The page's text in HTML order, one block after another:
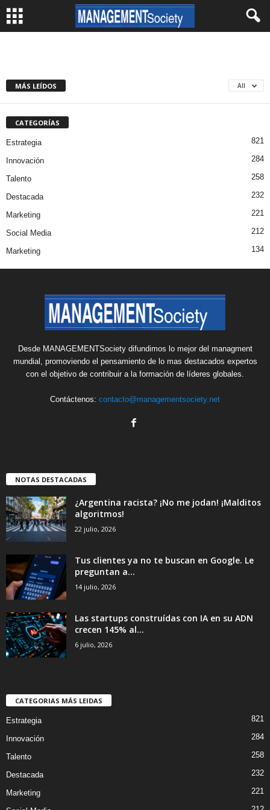
MÁS LEÍDOS All
CATEGORÍAS
Estrategia 821
Innovación 284
Talento 258
Destacada 232
Marketing 221
Social Media 212
Marketing 134
Desde MANAGEMENTSociety difundimos lo mejor del managment
mundial, promoviendo el pensamiento de lo mas destacados expertos
con el objetivo de contribuir a la formación de líderes globales.
Contáctenos: contacto@managementsociety.net
NOTAS DESTACADAS
¿Argentina racista? ¡No me jodan! ¡Malditos
algoritmos!
22 julio, 2026
Tus clientes ya no te buscan en Google. Le
preguntan a...
14 julio, 2026
Las startups construídas con IA en su ADN
crecen 145% al...
6 julio, 2026
CATEGORIAS MÁS LEIDAS
Estrategia 821
Innovación 284
Talento 258
Destacada 232
Marketing 221